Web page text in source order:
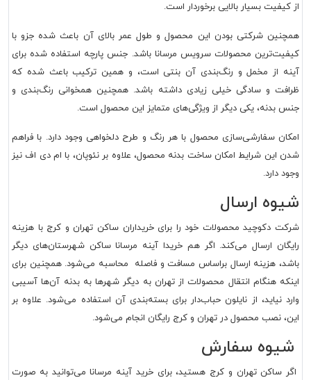
از کیفیت بسیار بالایی برخوردار است.
همچنین شرکتی بودن این محصول و طول عمر بالای آن باعث شده جزو با
کیفیت‌ترین محصولات سرویس مرسانا باشد. جنس پارچه استفاده شده برای
آینه از مخمل و رنگ‌بندی آن بنتی است، و همین ترکیب باعث شده که
ظرافت و سادگی خیلی زیادی داشته باشد. همچنین همخوانی رنگ‌بندی و
جنس بدنه، یکی دیگر از ویژگی‌های متمایز این محصول است.
امکان سفارشی‌سازی محصول با هر رنگ و طرح دلخواهی وجود دارد. با فراهم
شدن این شرایط امکان ساخت بدنه محصول، علاوه بر نئوپان، با ام دی اف نیز
وجود دارد.
شیوه ارسال
شرکت دکوچید محصولات خود را برای خریداران ساکن تهران و کرج با هزینه
رایگان ارسال می‌کند. اگر هم خریدا آینه مرسانا ساکن شهرستان‌های دیگر
باشد، هزینه ارسال براساس مسافت و فاصله محاسبه می‌شود. همچنین برای
اینکه هنگام انتقال محصولات از تهران به دیگر شهرها به بدنه آن‌ها آسیبی
وارد نیاید، از نایلون حباب‌دار برای بسته‌بندی آن استفاده می‌شود. علاوه بر
این، نصب محصول در تهران و کرج رایگان انجام می‌شود.
شیوه سفارش
اگر ساکن تهران و کرج هستید، برای خرید آینه مرسانا می‌توانید به صورت